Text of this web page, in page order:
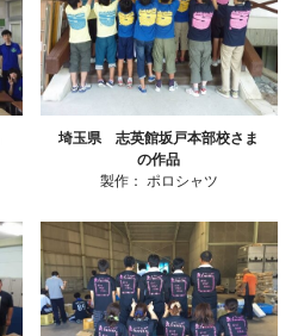
埼玉県 志英館坂戸本部校さま
の作品
製作： ポロシャツ